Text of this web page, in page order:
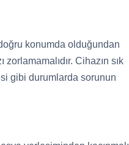
doğru konumda olduğundan
Cihazın sık
gibi durumlarda sorunun